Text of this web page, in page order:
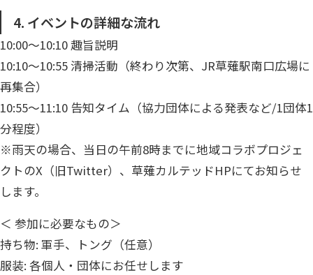
4. イベントの詳細な流れ
10:00〜10:10 趣旨説明
10:10〜10:55 清掃活動（終わり次第、JR草薙駅南口広場に
再集合）
10:55〜11:10 告知タイム（協力団体による発表など/1団体1
分程度）
※雨天の場合、当日の午前8時までに地域コラボプロジェ
クトのX（旧Twitter）、草薙カルテッドHPにてお知らせ
します。
＜ 参加に必要なもの＞
持ち物: 軍手、トング（任意）
服装: 各個人・団体にお任せします